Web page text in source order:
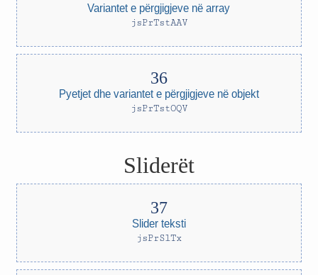
Variantet e përgjigjeve në array
jsPrTstAAV
Pyetjet dhe variantet e përgjigjeve në objekt
jsPrTstOQV
Sliderët
Slider teksti
jsPrSlTx